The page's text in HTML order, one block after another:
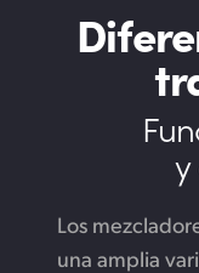
y
Los
una amplia